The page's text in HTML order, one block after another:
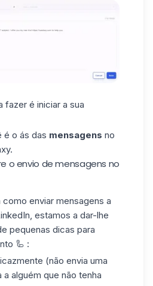
fazer é iniciar a sua
é o ás das mensagens no
o envio de mensagens no
enviar mensagens a
estamos a dar-lhe
pequenas dicas para
🦾 :
(não envia uma
alguém que não tenha